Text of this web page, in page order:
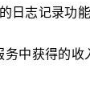
日志记录功能
中获得的